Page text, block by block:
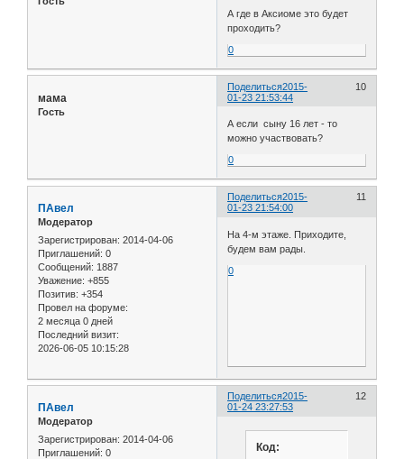
А где в Аксиоме это будет
проходить?
0
Поделиться 10
2015-
01-23 21:53:44
мама
Гость
А если сыну 16 лет - то
можно участвовать?
0
Поделиться 11
2015-
01-23 21:54:00
ПАвел
Модератор
Зарегистрирован: 2014-04-06
Приглашений: 0
Сообщений: 1887
Уважение: +855
Позитив: +354
Провел на форуме:
2 месяца 0 дней
Последний визит:
2026-06-05 10:15:28
На 4-м этаже. Приходите,
будем вам рады.
0
Поделиться 12
2015-
01-24 23:27:53
ПАвел
Модератор
Зарегистрирован: 2014-04-06
Приглашений: 0
Код: